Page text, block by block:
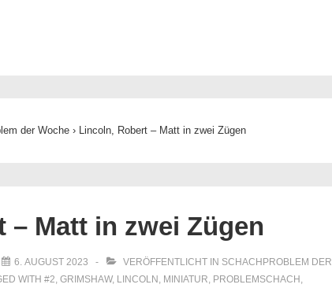
der Woche › Lincoln, Robert – Matt in zwei Zügen
– Matt in zwei Zügen
6. AUGUST 2023 VERÖFFENTLICHT IN SCHACHPROBLEM DER
WITH #2, GRIMSHAW, LINCOLN , MINIATUR, PROBLEMSCHACH ,